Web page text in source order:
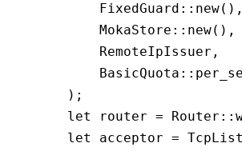
        FixedGuard
:: new(),
        MokaStore
:: new(),
        RemoteIpIssuer
,
        BasicQuota
::
    );
    let
router = Router ::
    let
acceptor =